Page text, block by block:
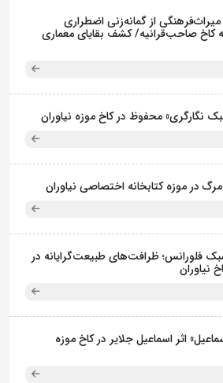
از گمانه‌زنی اضطراری
کاخ صاحب‌قرانیه/ کشف بقایای معماری
نگارگری» محفوظ در کاخ موزه نیاوران
در موزه کتابخانه اختصاصی نیاوران
فلورانس؛ ظرافت‌های طبیعت‌گرایانه در
نیاوران
اثر اسماعیل جلایر در کاخ موزه